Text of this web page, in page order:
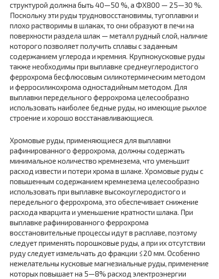
структурой должна быть 40—50 %, а ФХ800 — 25—30 %.
Поскольку эти руды трудновосстановимы, тугоплавки и
плохо растворимы в шлаках, то они образуют в печи на
поверхности раздела шлак — металл рудный слой, наличие
которого позволяет получить сплавы с заданным
содержанием углерода и кремния. Крупнокусковые руды
также необходимы при выплавке среднеуглеродистого
феррохрома бесфлюсовым силикотермическим методом
и ферросиликохрома одностадийным методом. Для
выплавки передельного феррохрома целесообразно
использовать наиболее бедные руды, но имеющие рыхлое
строение и хорошо восстанавливающиеся.
Хромовые руды, применяющиеся для выплавки
рафинированного феррохрома, должны содержать
минимальное количество кремнезема, что уменьшит
расход извести и потери хрома в шлаке. Хромовые руды с
повышенным содержанием кремнезема целесообразно
использовать при выплавке высокоуглеродистого и
передельного феррохрома, это обеспечивает снижение
расхода кварцита и уменьшение кратности шлака. При
выплавке рафинированного феррохрома
восстановительные процессы идут в расплаве, поэтому
следует применять порошковые руды, а при их отсутствии
руду следует измельчать до фракции ≤20 мм. Особенно
нежелательны кусковые магнезиальные руды, применение
которых повышает на 5—8% расход электроэнергии